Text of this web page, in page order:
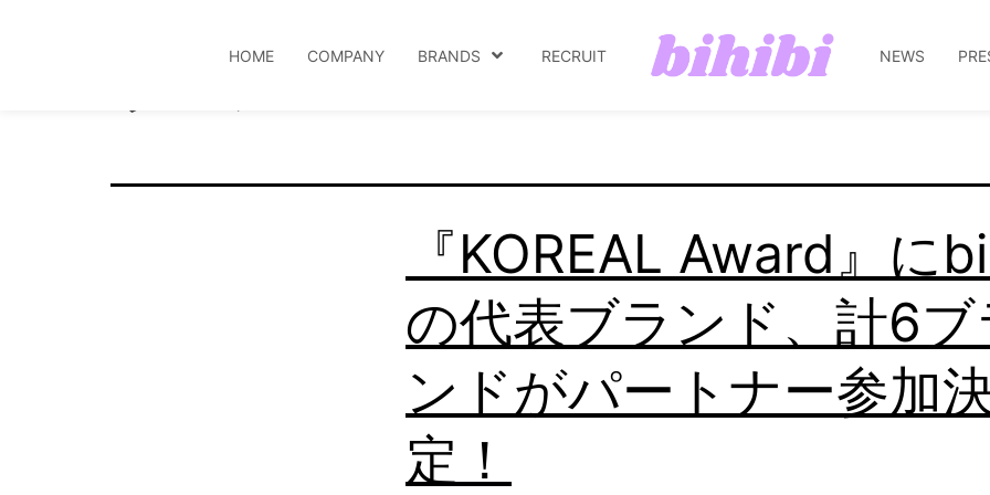
HOME COMPANY BRANDS RECRUIT NEWS
タグ: ショーム
『KOREAL Award』に
の代表ブランド、計6ブ
ンドがパートナー参加
定！